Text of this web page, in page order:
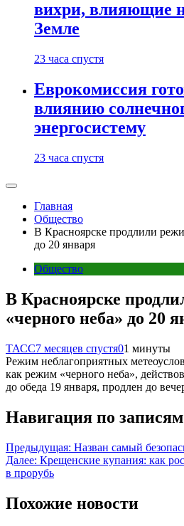
вихри, влияющие
Земле
23 часа спустя
Еврокомиссия
влиянию
энергосистему
23 часа спустя
Главная
Общество
В Красноярске продлили
до 20 января
Общество
В Красноярске
«черного неба» до 20
ТАСС7 месяцев спустя01 минуты
Режим неблагоприятных
как режим «черного неба»,
до обеда 19 января, продлен до
Навигация по записям
Предыдущая: Назван самый
Далее: Крещенские купания: как
в прорубь
Похожие новости